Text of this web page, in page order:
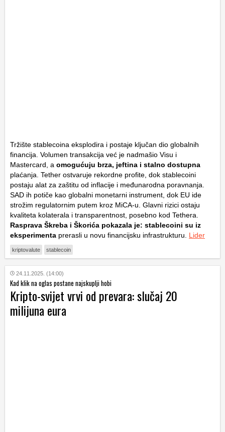
Tržište stablecoina eksplodira i postaje ključan dio globalnih
financija. Volumen transakcija već je nadmašio Visu i
Mastercard, a omogućuju brza, jeftina i stalno dostupna
plaćanja. Tether ostvaruje rekordne profite, dok stablecoini
postaju alat za zaštitu od inflacije i međunarodna poravnanja.
SAD ih potiče kao globalni monetarni instrument, dok EU ide
strožim regulatornim putem kroz MiCA-u. Glavni rizici ostaju
kvaliteta kolaterala i transparentnost, posebno kod Tethera.
Rasprava Škreba i Škorića pokazala je: stablecoini su iz
eksperimenta prerasli u novu financijsku infrastrukturu. Lider
kriptovalute stablecoin
24.11.2025. (14:00)
Kad klik na oglas postane najskuplji hobi
Kripto-svijet vrvi od prevara: slučaj 20
milijuna eura